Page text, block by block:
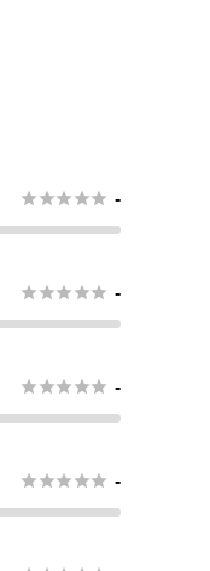
付開始を希
 -
 -
 -
 -